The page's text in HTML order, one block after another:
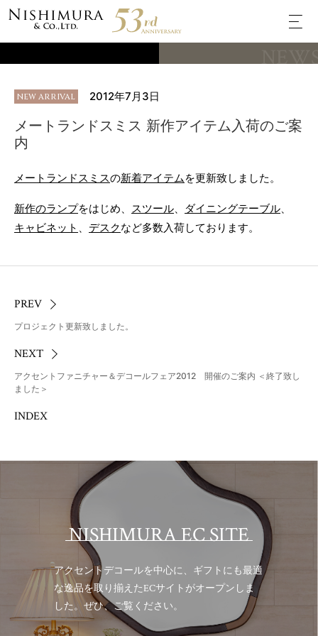
NEW ARRIVAL 2012年7月3日
メートランドスミス 新作アイテム入荷のご案
内
メートランドスミスの新着アイテムを更新致しました。
新作のランプをはじめ、 スツール、 ダイニングテーブル、
キャビネット 、 デスクなど多数入荷しております。
PREV
プロジェクト更新致しました。
NEXT
アクセントファニチャー＆デコールフェア2012 開催のご案内 ＜終了致し
ました＞
INDEX
NISHIMURA EC SITE
アクセントデコールを中心に、ギフトにも最適
な逸品を取り揃えたECサイトがオープンしま
した。ぜひ、ご覧ください。